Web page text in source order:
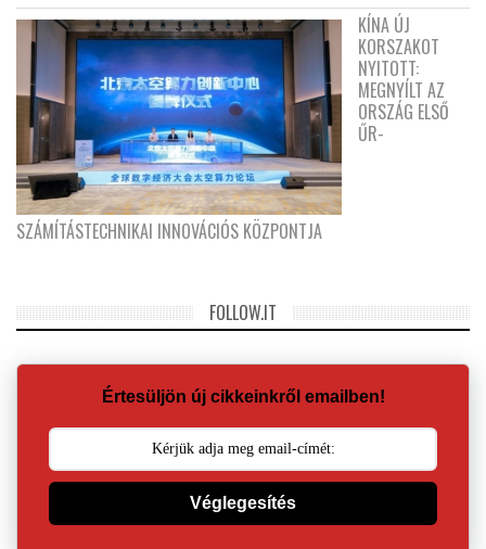
KÍNA ÚJ
KORSZAKOT
NYITOTT:
MEGNYÍLT AZ
ORSZÁG ELSŐ
ŰR-
SZÁMÍTÁSTECHNIKAI INNOVÁCIÓS KÖZPONTJA
FOLLOW.IT
Értesüljön új cikkeinkről emailben!
Véglegesítés